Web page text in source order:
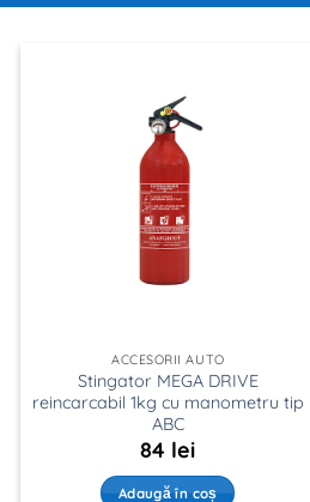
ACCESORII AUTO
Stingator MEGA DRIVE
reincarcabil 1kg cu manometru tip
ABC
84 lei
Adaugă în coș